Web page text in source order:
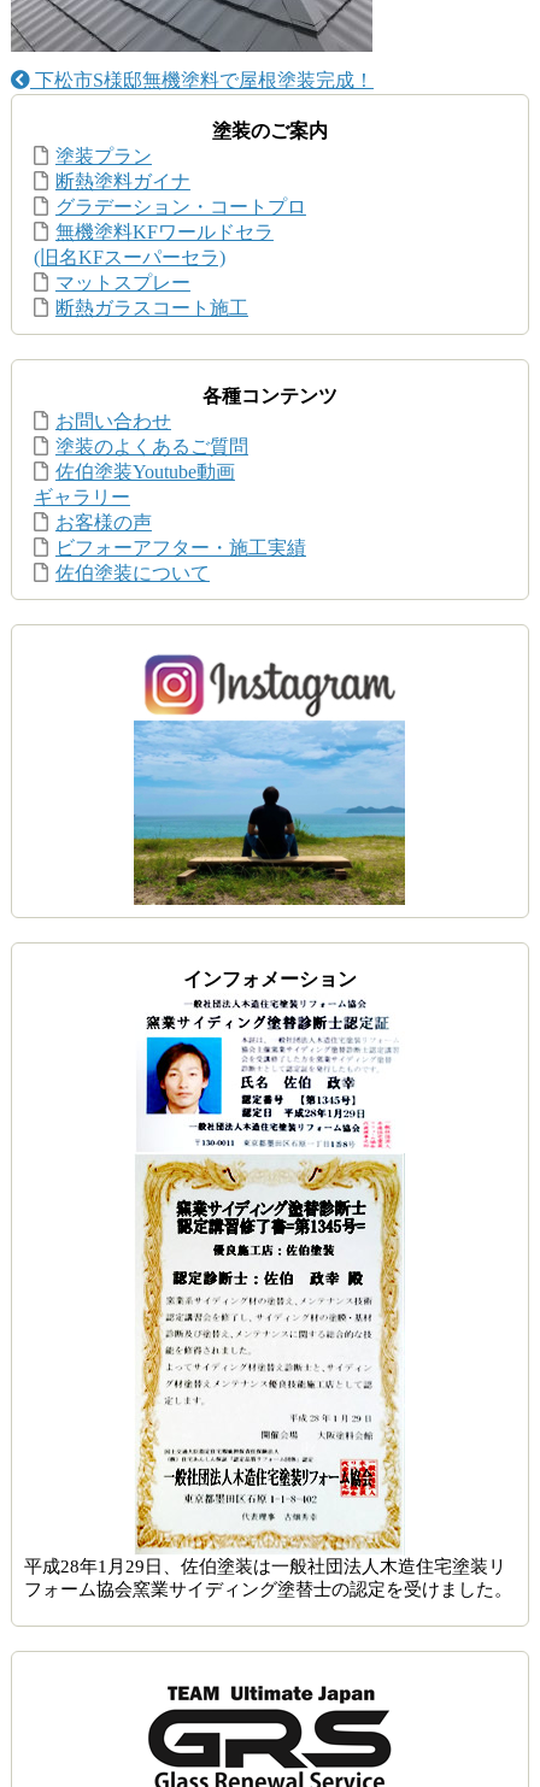
下松市S様邸無機塗料で屋根塗装完成！
塗装のご案内
塗装プラン
断熱塗料ガイナ
グラデーション・コートプロ
無機塗料KFワールドセラ
(旧名KFスーパーセラ)
マットスプレー
断熱ガラスコート施工
各種コンテンツ
お問い合わせ
塗装のよくあるご質問
佐伯塗装Youtube動画
ギャラリー
お客様の声
ビフォーアフター・施工実績
佐伯塗装について
インフォメーション
平成28年1月29日、佐伯塗装は一般社団法人木造住宅塗装リ
フォーム協会窯業サイディング塗替士の認定を受けました。